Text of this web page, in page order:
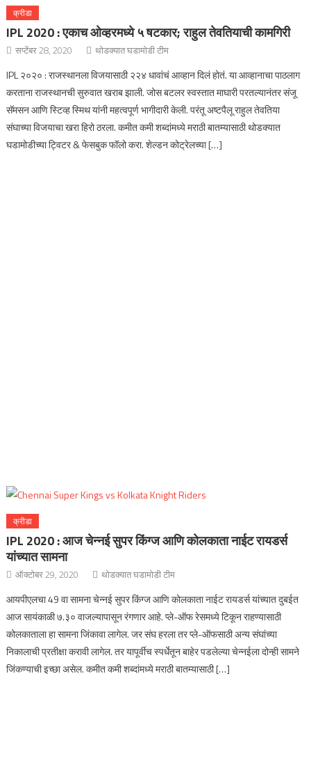
क्रीडा
IPL 2020 : एकाच ओव्हरमध्ये ५ षटकार; राहुल तेवतियाची कामगिरी
सप्टेंबर 28, 2020 थोडक्यात घडामोडी टीम
IPL २०२० : राजस्थानला विजयासाठी २२४ धावांचं आव्हान दिलं होतं. या आव्हानाचा पाठलाग
करताना राजस्थानची सुरुवात खराब झाली. जोस बटलर स्वस्तात माघारी परतल्यानंतर संजू
सॅमसन आणि स्टिव्ह स्मिथ यांनी महत्वपूर्ण भागीदारी केली. परंतू अष्टपैलू राहुल तेवतिया
संघाच्या विजयाचा खरा हिरो ठरला. कमीत कमी शब्दांमध्ये मराठी बातम्यासाठी थोडक्यात
घडामोडीच्या ट्विटर & फेसबुक फॉलो करा. शेल्डन कोट्रेलच्या […]
क्रीडा
IPL 2020 : आज चेन्नई सुपर किंग्ज आणि कोलकाता नाईट रायडर्स
यांच्यात सामना
ऑक्टोबर 29, 2020 थोडक्यात घडामोडी टीम
आयपीएलचा 49 वा सामना चेन्नई सुपर किंग्ज आणि कोलकाता नाईट रायडर्स यांच्यात दुबईत
आज सायंकाळी ७.३० वाजल्यापासून रंगणार आहे. प्ले-ऑफ रेसमध्ये टिकून राहण्यासाठी
कोलकाताला हा सामना जिंकावा लागेल. जर संघ हरला तर प्ले-ऑफसाठी अन्य संघांच्या
निकालाची प्रतीक्षा करावी लागेल. तर यापूर्वीच स्पर्धेतून बाहेर पडलेल्या चेन्नईला दोन्ही सामने
जिंकण्याची इच्छा असेल. कमीत कमी शब्दांमध्ये मराठी बातम्यासाठी […]